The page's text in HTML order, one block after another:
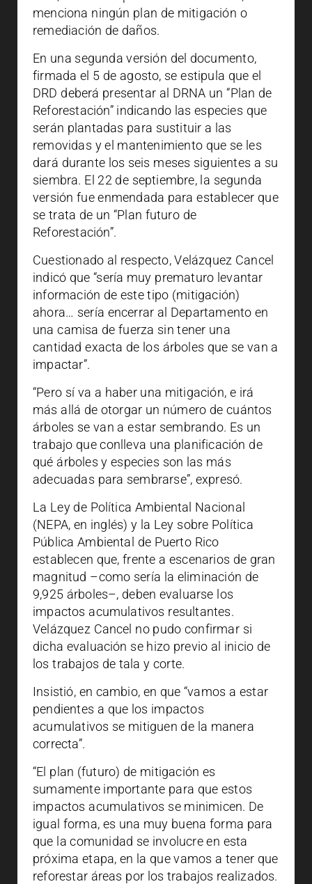
menciona ningún plan de mitigación o
remediación de daños.
En una segunda versión del documento,
firmada el 5 de agosto, se estipula que el
DRD deberá presentar al DRNA un “Plan de
Reforestación” indicando las especies que
serán plantadas para sustituir a las
removidas y el mantenimiento que se les
dará durante los seis meses siguientes a su
siembra. El 22 de septiembre, la segunda
versión fue enmendada para establecer que
se trata de un “Plan futuro de
Reforestación”.
Cuestionado al respecto, Velázquez Cancel
indicó que “sería muy prematuro levantar
información de este tipo (mitigación)
ahora… sería encerrar al Departamento en
una camisa de fuerza sin tener una
cantidad exacta de los árboles que se van a
impactar”.
“Pero sí va a haber una mitigación, e irá
más allá de otorgar un número de cuántos
árboles se van a estar sembrando. Es un
trabajo que conlleva una planificación de
qué árboles y especies son las más
adecuadas para sembrarse”, expresó.
La Ley de Política Ambiental Nacional
(NEPA, en inglés) y la Ley sobre Política
Pública Ambiental de Puerto Rico
establecen que, frente a escenarios de gran
magnitud –como sería la eliminación de
9,925 árboles–, deben evaluarse los
impactos acumulativos resultantes.
Velázquez Cancel no pudo confirmar si
dicha evaluación se hizo previo al inicio de
los trabajos de tala y corte.
Insistió, en cambio, en que “vamos a estar
pendientes a que los impactos
acumulativos se mitiguen de la manera
correcta”.
“El plan (futuro) de mitigación es
sumamente importante para que estos
impactos acumulativos se minimicen. De
igual forma, es una muy buena forma para
que la comunidad se involucre en esta
próxima etapa, en la que vamos a tener que
reforestar áreas por los trabajos realizados.